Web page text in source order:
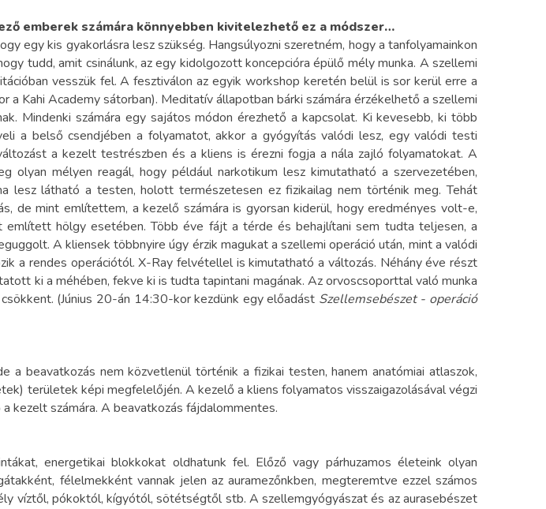
emberek számára könnyebben kivitelezhető ez a módszer…
egy kis gyakorlásra lesz szükség. Hangsúlyozni szeretném, hogy a tanfolyamainkon
tudd, amit csinálunk, az egy kidolgozott koncepcióra épülő mély munka. A szellemi
vesszük fel. A fesztiválon az egyik workshop keretén belül is sor kerül erre a
Kahi Academy sátorban). Meditatív állapotban bárki számára érzékelhető a szellemi
Mindenki számára egy sajátos módon érezhető a kapcsolat. Ki kevesebb, ki több
a belső csendjében a folyamatot, akkor a gyógyítás valódi lesz, egy valódi testi
a kezelt testrészben és a kliens is érezni fogja a nála zajló folyamatokat. A
mélyen reagál, hogy például narkotikum lesz kimutatható a szervezetében,
lesz látható a testen, holott természetesen ez fizikailag nem történik meg. Tehát
de mint említettem, a kezelő számára is gyorsan kiderül, hogy eredményes volt-e,
hölgy esetében. Több éve fájt a térde és behajlítani sem tudta teljesen, a
A kliensek többnyire úgy érzik magukat a szellemi operáció után, mint a valódi
a rendes operációtól. X-Ray felvétellel is kimutatható a változás. Néhány éve részt
ki a méhében, fekve ki is tudta tapintani magának. Az orvoscsoporttal való munka
(Június 20-án 14:30-kor kezdünk egy előadást Szellemsebészet - operáció
a beavatkozás nem közvetlenül történik a fizikai testen, hanem anatómiai atlaszok,
területek képi megfelelőjén. A kezelő a kliens folyamatos visszaigazolásával végzi
kezelt számára. A beavatkozás fájdalommentes.
energetikai blokkokat oldhatunk fel. Előző vagy párhuzamos életeink olyan
félelmekként vannak jelen az auramezőnkben, megteremtve ezzel számos
víztől, pókoktól, kígyótól, sötétségtől stb. A szellemgyógyászat és az aurasebészet